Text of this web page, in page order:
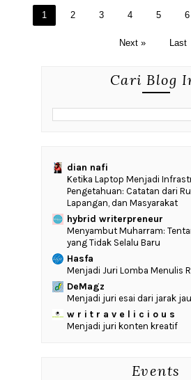
1 2 3 4 5 6
Next » Last
Cari Blog
dian nafi
Ketika Laptop Menjadi
Pengetahuan: Catatan dari
Lapangan, dan Masyarakat
hybrid writerpreneur
Menyambut Muharram:
yang Tidak Selalu Baru
Hasfa
Menjadi Juri Lomba Menulis
DeMagz
Menjadi juri esai dari jarak
w r i t r a v e l i c i o u s
Menjadi juri konten kreatif
Events